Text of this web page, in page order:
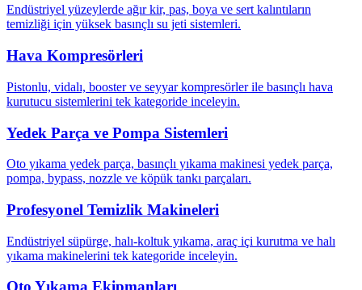
Endüstriyel yüzeylerde ağır kir, pas, boya ve sert kalıntıların
temizliği için yüksek basınçlı su jeti sistemleri.
Hava Kompresörleri
Pistonlu, vidalı, booster ve seyyar kompresörler ile basınçlı hava
kurutucu sistemlerini tek kategoride inceleyin.
Yedek Parça ve Pompa Sistemleri
Oto yıkama yedek parça, basınçlı yıkama makinesi yedek parça,
pompa, bypass, nozzle ve köpük tankı parçaları.
Profesyonel Temizlik Makineleri
Endüstriyel süpürge, halı-koltuk yıkama, araç içi kurutma ve halı
yıkama makinelerini tek kategoride inceleyin.